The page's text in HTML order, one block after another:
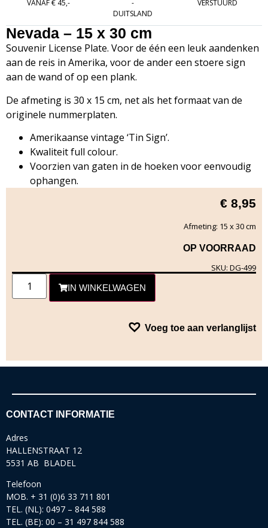
VANAF € 45,-
-
DUITSLAND
VERSTUURD
Nevada – 15 x 30 cm
Souvenir License Plate. Voor de één een leuk aandenken
aan de reis in Amerika, voor de ander een stoere sign
aan de wand of op een plank.
De afmeting is 30 x 15 cm, net als het formaat van de
originele nummerplaten.
Amerikaanse vintage ‘Tin Sign’.
Kwaliteit full colour.
Voorzien van gaten in de hoeken voor eenvoudig
ophangen.
€ 8,95
Afmeting: 15 x 30 cm
OP VOORRAAD
SKU: DG-499
IN WINKELWAGEN
Voeg toe aan verlanglijst
CONTACT INFORMATIE
Adres
HALLENSTRAAT 12
5531 AB BLADEL
Telefoon
MOB. + 31 (0)6 33 711 801
TEL. (NL): 0497 – 844 588
TEL. (BE): 00 – 31 497 844 588